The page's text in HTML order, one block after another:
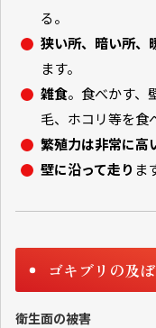
る。
狭い所、暗い所、
ます。
雑食。食べかす、
毛、ホコリ等を食
繁殖力は非常に高
壁に沿って走り ま
ゴキブリの及
衛生面の被害